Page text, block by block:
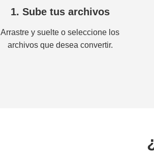
1. Sube tus archivos
Arrastre y suelte o seleccione los
archivos que desea convertir.